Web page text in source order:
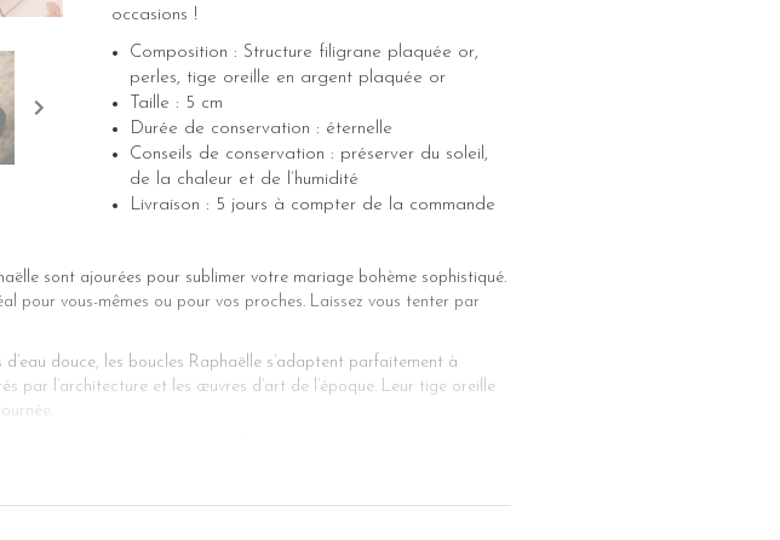
occasions !
Composition : Structure filigrane plaquée or,
perles, tige oreille en argent plaquée or
Taille : 5 cm
Durée de conservation : éternelle
Conseils de conservation : préserver du soleil,
de la chaleur et de l’humidité
Livraison : 5 jours à compter de la commande
sont ajourées pour sublimer votre mariage bohème sophistiqué.
pour vous-mêmes ou pour vos proches. Laissez vous tenter par
douce, les boucles Raphaëlle s’adaptent parfaitement à
par l’architecture et les œuvres d’art de l’époque. Leur tige oreille
oreilles originales et intemporelles sont serties pour vous ! Notre
qui les distingue complètement de nos anciennes collections. Cette
histoire d or, et pour honorer la féminité !